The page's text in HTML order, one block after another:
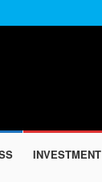
INVESTMENT